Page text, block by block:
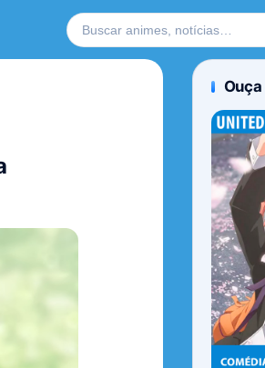
Buscar no site